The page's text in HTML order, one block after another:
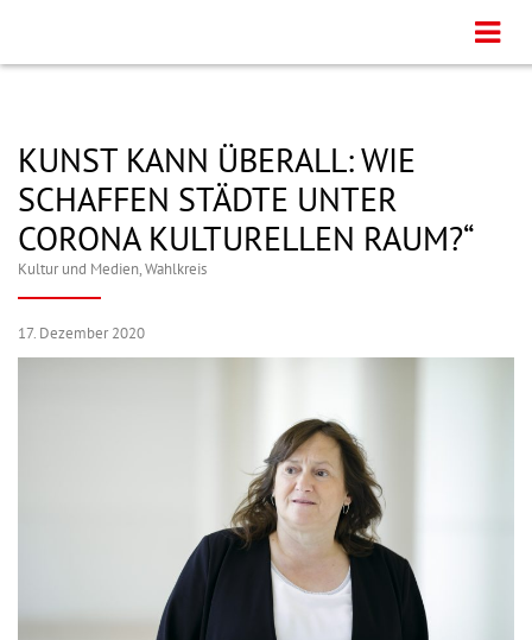
KUNST KANN ÜBERALL: WIE
SCHAFFEN STÄDTE UNTER
CORONA KULTURELLEN RAUM?“
Kultur und Medien,Wahlkreis
17. Dezember 2020